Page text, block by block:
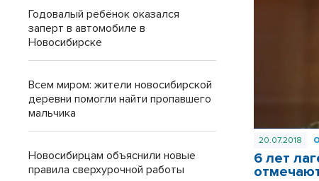
20.07.2018
6 лет
Годовалый ребёнок оказался
заперт в автомобиле в
Новосибирске
Всем миром: жители новосибирской
деревни помогли найти пропавшего
мальчика
Новосибирцам объяснили новые
правила сверхурочной работы